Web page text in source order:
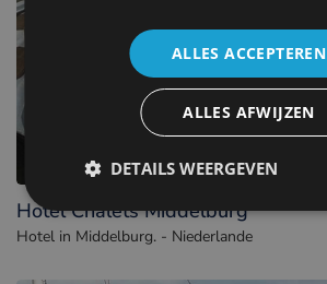
Hotel Chalets Middelburg
Hotel in Middelburg. - Niederlande
ALLES ACCEPTEREN
ALLES AFWIJZEN
DETAILS WEERGEVEN